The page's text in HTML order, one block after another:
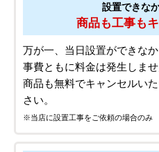
設置できな
商品も工事も
万が一、当日設置ができな
事費ともに料金は発生しませ
商品も無料でキャンセルい
さい。
※当店に設置工事をご依頼の場合のみ